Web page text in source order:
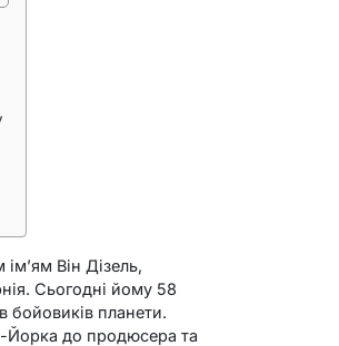
Він Дізель,
Сьогодні йому 58
бойовиків планети.
Йорка до продюсера та